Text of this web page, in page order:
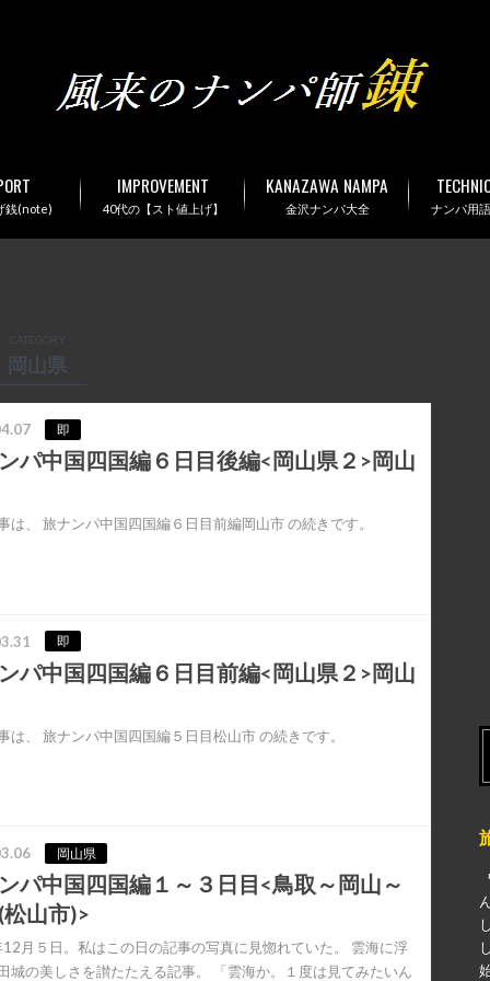
銭(note) 40代の【スト値上げ】
IMPROVEMENT
金沢ナンパ大全
KANAZAWA NAMPA
ナンパ用
CATEGORY
岡山県
即
パ中国四国編６日目後編<岡山県２>岡山
は、 旅ナンパ中国四国編６日目前編岡山市 の続きです。
即
パ中国四国編６日目前編<岡山県２>岡山
は、 旅ナンパ中国四国編５日目松山市 の続きです。
岡山県
パ中国四国編１～３日目<鳥取～岡山～
山市)>
月５日。私はこの日の記事の写真に見惚れていた。 雲海に浮
城の美しさを讃たたえる記事。 「雲海か。１度は見てみたいん